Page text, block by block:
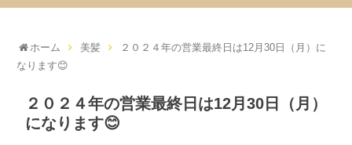
ホーム 美髪
２０２４年の営業最終日は12月30日（月）に
なります😊
２０２４年の営業最終日は12月30日（月）
になります😊